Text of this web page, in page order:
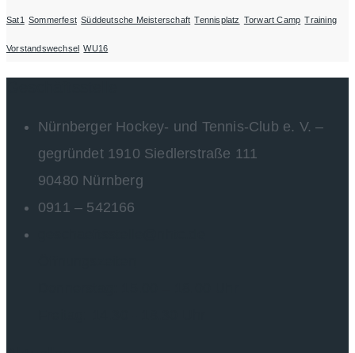
Sat1 Sommerfest Süddeutsche Meisterschaft Tennisplatz Torwart Camp Training
Vorstandswechsel WU16
Nürnberger Hockey- und Tennis-Club e. V. –
gegründet 1910 Siedlerstraße 111
90480 Nürnberg
0911 – 542166